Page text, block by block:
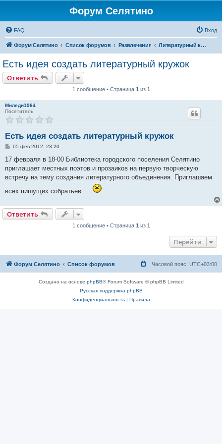
Форум Селятино
FAQ Вход
Форум Селятино Список форумов Развлечения Литературный кружок
Есть идея создать литературный кружок
Ответить
1 сообщение • Страница 1 из 1
Миледи1964
Посетитель
Есть идея создать литературный кружок
С
о
щ
е
е
05 фев 2012, 23:20
17 февраля в 18-00 Библиотека городского поселения Селятино
приглашает местных поэтов и прозаиков на первую творческую
встречу на тему создания литературного объединения. Приглашаем
всех пишущих собратьев.
Ответить
1 сообщение • Страница 1 из 1
Перейти
Форум Селятино Список форумов Часовой пояс: UTC+03:00
Создано на основе phpBB® Forum Software © phpBB Limited
Русская поддержка phpBB
Конфиденциальность| Правила